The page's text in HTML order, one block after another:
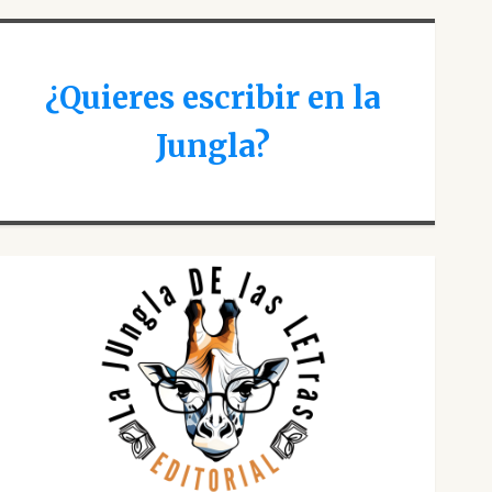
¿Quieres escribir en la
Jungla?